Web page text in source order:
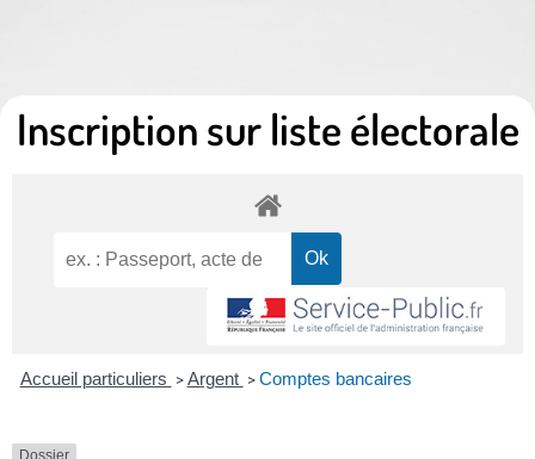
Inscription sur liste électorale
Accueil particuliers > Argent > Comptes bancaires
Dossier